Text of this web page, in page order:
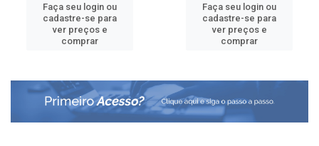
Faça seu login ou
cadastre-se para
ver preços e
comprar
Faça seu login ou
cadastre-se para
ver preços e
comprar